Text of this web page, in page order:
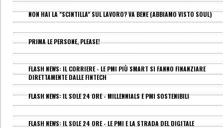
NON HAI LA "SCINTILLA" SUL LAVORO? VA BENE (ABBIAMO VISTO SOUL)
PRIMA LE PERSONE, PLEASE!
FLASH NEWS: IL CORRIERE - LE PMI PIÙ SMART SI FANNO FINANZIARE
DIRETTAMENTE DALLE FINTECH
FLASH NEWS: IL SOLE 24 ORE - MILLENNIALS E PMI SOSTENIBILI
FLASH NEWS: IL SOLE 24 ORE - LE PMI E LA STRADA DEL DIGITALE